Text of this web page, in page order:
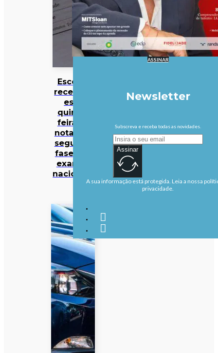
Escolas
recebem
esta
quinta-
feira as
notas da
segunda
fase dos
exames
nacionais
ASSINAR
Newsletter
Subscreva e receba todas as novidades.
Assinar
A sua informação está protegida. Leia a nossa
privacidade.